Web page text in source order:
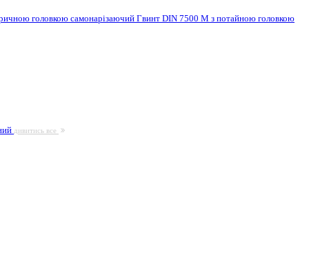
головкою самонарізаючий Гвинт DIN 7500 M з потайною головкою
дивитись все